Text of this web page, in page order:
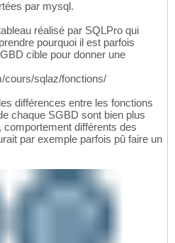
par mysql.
réalisé par SQLPro qui
pourquoi il est parfois
cible pour donner une
cours/sqlaz/fonctions/
différences entre les fonctions
chaque SGBD sont bien plus
comportement différents des
par exemple parfois pû faire un